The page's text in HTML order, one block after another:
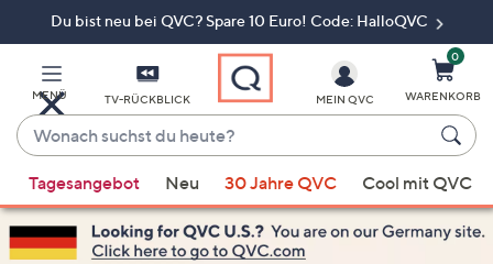
Du bist neu bei QVC? Spare 10 Euro! Code: HalloQVC
MENÜ TV-RÜCKBLICK
Wonach
suchst
du
heute?
Vorschläge
verfügbar
sind,
MEIN QVC
0
WARENKORB
Tagesangebot Neu 30 Jahre QVC Cool mit QVC